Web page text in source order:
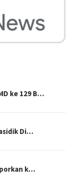
ke 129 B…
Di…
k…